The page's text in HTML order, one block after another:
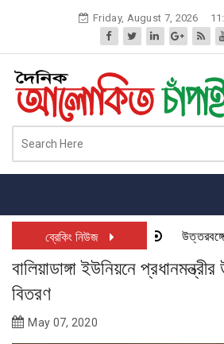
Friday, August 7, 2026
ব্রেকিং নিউজ উত্তরবঙ্গে
বালিয়াডাঙ্গা ইউনিয়নে
বিতরণ
May 07, 2020